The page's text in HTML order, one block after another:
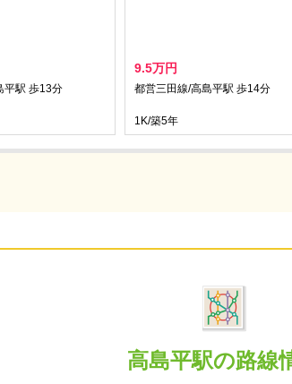
平駅 歩13分
9.5万円
都営三田線/高島平駅 歩14分
1K/築5年
高島平駅の路線